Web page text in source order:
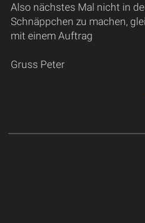
Also nächstes Mal nicht in
Schnäppchen zu machen,
mit einem Auftrag
Gruss Peter